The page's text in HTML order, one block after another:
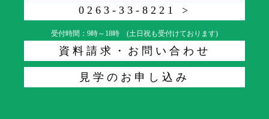
0263-33-8221 >
受付時間：9時～18時 (土日祝も受付けております)
資料請求・お問い合わせ
見学のお申し込み